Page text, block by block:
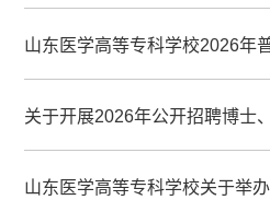
山东医学高等专科学校2026年
关于开展2026年公开招聘博士
山东医学高等专科学校关于举